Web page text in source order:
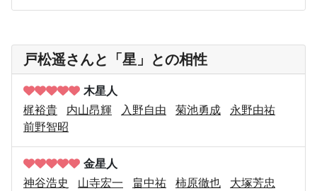
戸松遥さんと「星」との相性
木星人
梶裕貴
内山昂輝 入野自由 菊池勇成
永野由祐
前野智昭
金星人
神谷浩史
山寺宏一 畠中祐 柿原徹也
大塚芳忠